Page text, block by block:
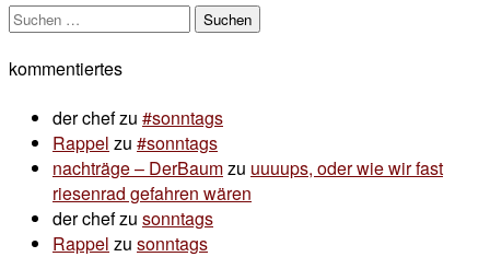
Suchen
kommentiertes
der chefzu #sonntags
Rappel zu #sonntags
nachträge – DerBaumzu uuuups, oder wie wir fast
riesenrad gefahren wären
der chefzu sonntags
Rappel zu sonntags